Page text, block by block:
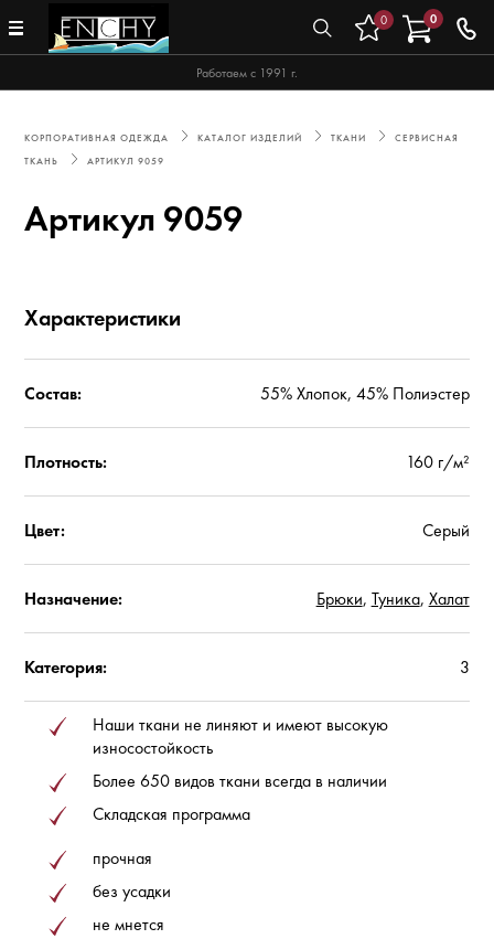
Работаем с 1991 г.
0 0
КОРПОРАТИВНАЯ ОДЕЖДА КАТАЛОГ ИЗДЕЛИЙ ТКАНИ
СЕРВИСНАЯ
ТКАНЬ
АРТИКУЛ 9059
Артикул 9059
Характеристики
Состав: 55% Хлопок, 45% Полиэстер
Плотность: 160 г/м²
Цвет: Серый
Назначение: Брюки, Туника, Халат
Категория: 3
Наши ткани не линяют и имеют высокую
износостойкость
Более 650 видов ткани всегда в наличии
Складская программа
прочная
без усадки
не мнется